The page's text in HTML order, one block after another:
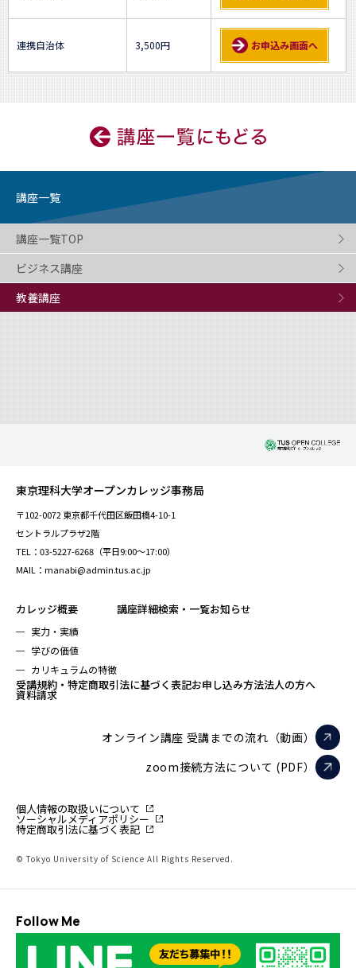
連携自治体 3,500円 お申込み画面へ
講座一覧
講座一覧TOP
ビジネス講座
教養講座
東京理科大学オープンカレッジ事務局
〒102-0072 東京都千代田区飯田橋4-10-1
セントラルプラザ2階
TEL：03-5227-6268（平日9:00～17:00）
MAIL：manabi@admin.tus.ac.jp
カレッジ概要
実力・実績
学びの価値
カリキュラムの特徴
講座詳細検索・一覧お知らせ
受講規約・特定商取引法に基づく表記お申し込み方法法人の方へ
資料請求
オンライン講座 受講までの流れ（動画）
zoom接続方法について (PDF）
個人情報の取扱いについて
ソーシャルメディアポリシー
特定商取引法に基づく表記
© Tokyo University of Science All Rights Reserved.
Follow Me